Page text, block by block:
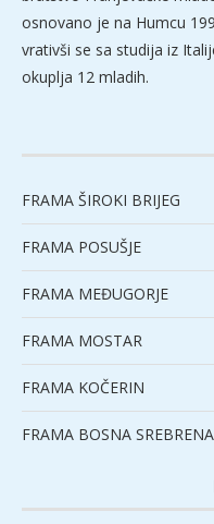
osnovano je na Humcu
vrativši se sa studija iz
okuplja 12 mladih.
FRAMA ŠIROKI BRIJEG
FRAMA POSUŠJE
FRAMA MEĐUGORJE
FRAMA MOSTAR
FRAMA KOČERIN
FRAMA BOSNA SREBRENA